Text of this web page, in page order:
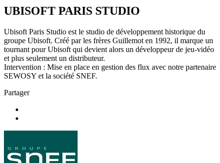
UBISOFT PARIS STUDIO
Ubisoft Paris Studio est le studio de développement historique du
groupe Ubisoft. Créé par les frères Guillemot en 1992, il marque un
tournant pour Ubisoft qui devient alors un développeur de jeu-vidéo
et plus seulement un distributeur.
Intervention : Mise en place en gestion des flux avec notre partenaire
SEWOSY et la société SNEF.
Partager